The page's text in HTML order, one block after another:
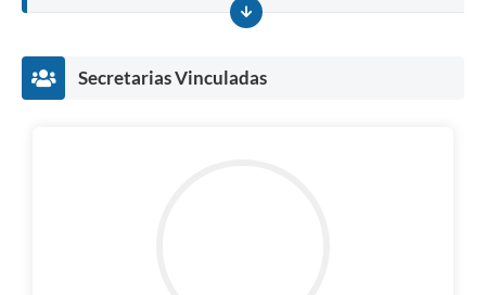
Secretarias Vinculadas